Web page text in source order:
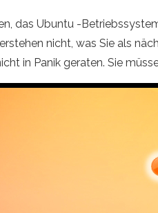
das Ubuntu -
nicht, was Sie als
in Panik geraten. Sie